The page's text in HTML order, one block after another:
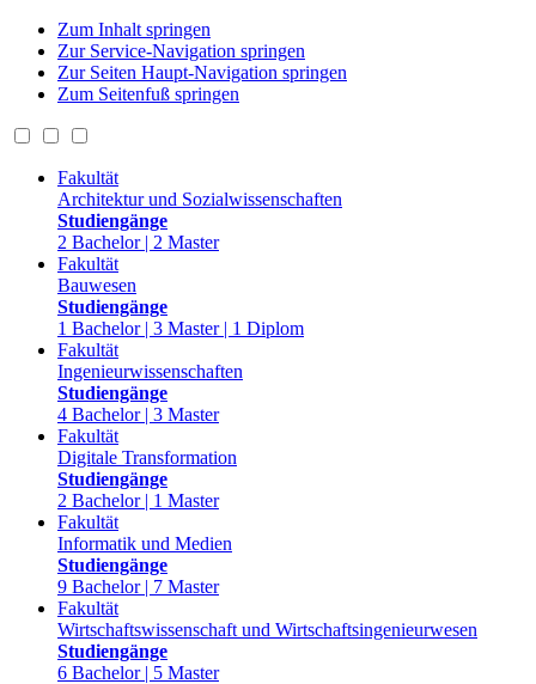
Zum Inhalt springen
Zur Service-Navigation springen
Zur Seiten Haupt-Navigation springen
Zum Seitenfuß springen
Fakultät
Architektur und Sozialwissenschaften
Studiengänge
2 Bachelor | 2 Master
Fakultät
Bauwesen
Studiengänge
1 Bachelor | 3 Master | 1 Diplom
Fakultät
Ingenieurwissenschaften
Studiengänge
4 Bachelor | 3 Master
Fakultät
Digitale Transformation
Studiengänge
2 Bachelor | 1 Master
Fakultät
Informatik und Medien
Studiengänge
9 Bachelor | 7 Master
Fakultät
Wirtschaftswissenschaft und Wirtschaftsingenieurwesen
Studiengänge
6 Bachelor | 5 Master